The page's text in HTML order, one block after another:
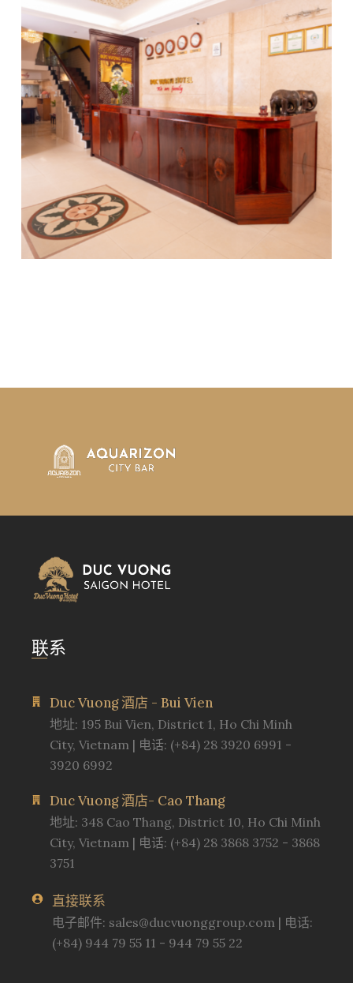
联系
Duc Vuong 酒店 - Bui Vien
地址: 195 Bui Vien, District 1, Ho Chi Minh
City, Vietnam | 电话: (+84) 28 3920 6991 -
3920 6992
Duc Vuong 酒店- Cao Thang
地址: 348 Cao Thang, District 10, Ho Chi Minh
City, Vietnam | 电话: (+84) 28 3868 3752 - 3868
3751
直接联系
电子邮件: sales@ducvuonggroup.com | 电话:
(+84) 944 79 55 11 - 944 79 55 22